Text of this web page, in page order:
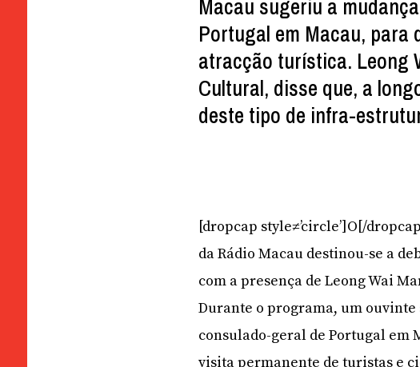
Macau sugeriu a
Portugal em Macau, para
atracção turística. Leong
Cultural, disse que, a
deste tipo de infra-
[dropcap style≠’circle’]O[/
da Rádio Macau destinou-se a
com a presença de Leong Wai
Durante o programa, um
consulado-geral de Portugal em
visita permanente de turistas e